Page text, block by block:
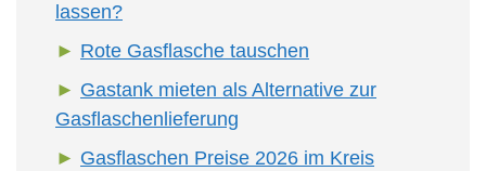
lassen?
Rote Gasflasche tauschen
Gastank mieten als Alternative zur
Gasflaschenlieferung
Gasflaschen Preise 2026 im Kreis